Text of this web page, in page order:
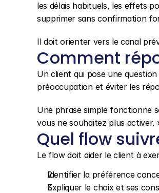
les délais habituels, les effets
supprimer sans confirmation
Il doit orienter vers le canal
Comment
Un client qui pose une
préoccupation et éviter les
Une phrase simple fonctionne
vous ne souhaitez plus activer.
Quel flow
Le flow doit aider le client à
Identifier la préférence
Expliquer le choix et ses